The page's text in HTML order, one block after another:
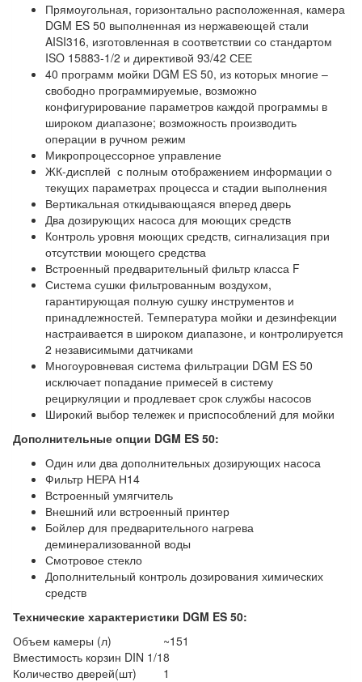
Прямоугольная, горизонтально расположенная, камера
DGM ES 50 выполненная из нержавеющей стали
AISI316, изготовленная в соответствии со стандартом
ISO 15883-1/2 и директивой 93/42 СЕЕ
40 программ мойки DGM ES 50, из которых многие –
свободно программируемые, возможно
конфигурирование параметров каждой программы в
широком диапазоне; возможность производить
операции в ручном режим
Микропроцессорное управление
ЖК-дисплей с полным отображением информации о
текущих параметрах процесса и стадии выполнения
Вертикальная откидывающаяся вперед дверь
Два дозирующих насоса для моющих средств
Контроль уровня моющих средств, сигнализация при
отсутствии моющего средства
Встроенный предварительный фильтр класса F
Система сушки фильтрованным воздухом,
гарантирующая полную сушку инструментов и
принадлежностей. Температура мойки и дезинфекции
настраивается в широком диапазоне, и контролируется
2 независимыми датчиками
Многоуровневая система фильтрации DGM ES 50
исключает попадание примесей в систему
рециркуляции и продлевает срок службы насосов
Широкий выбор тележек и приспособлений для мойки
Дополнительные опции DGM ES 50:
Один или два дополнительных дозирующих насоса
Фильтр НЕРА Н14
Встроенный умягчитель
Внешний или встроенный принтер
Бойлер для предварительного нагрева
деминерализованной воды
Смотровое стекло
Дополнительный контроль дозирования химических
средств
Технические характеристики DGM ES 50:
Объем камеры (л)
~151
Вместимость корзин DIN 1/18
Количество дверей(шт)
1